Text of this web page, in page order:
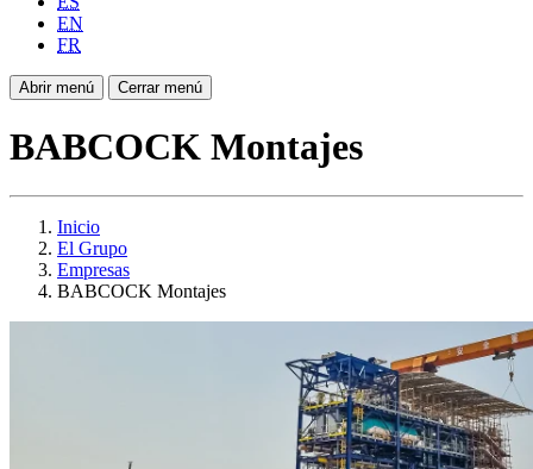
EN
FR
Abrir menú Cerrar menú
BABCOCK Montajes
Inicio
El Grupo
Empresas
BABCOCK Montajes